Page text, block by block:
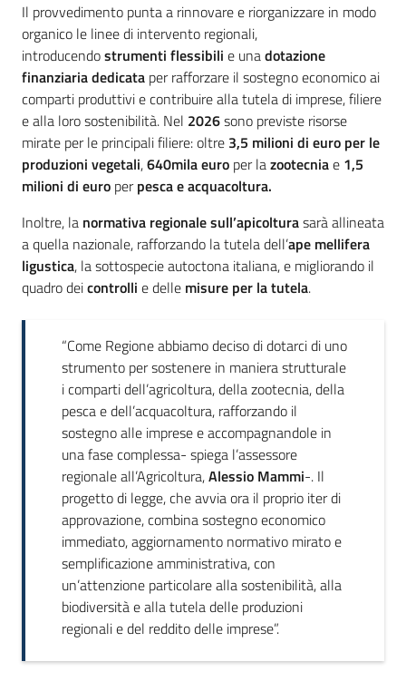
Il provvedimento punta a rinnovare e riorganizzare in modo
organico le linee di intervento regionali,
introducendostrumenti flessibili e unadotazione
finanziaria dedicata per rafforzare il sostegno economico ai
comparti produttivi e contribuire alla tutela di imprese, filiere
e alla loro sostenibilità. Nel 2026sono previste risorse
mirate per le principali filiere: oltre 3,5 milioni di euro per le
produzioni vegetali,640mila euro per lazootecniae 1,5
milioni di euro perpesca e acquacoltura.
Inoltre, la normativa regionale sull’apicolturasarà allineata
a quella nazionale, rafforzando la tutela dell’ape mellifera
ligustica, la sottospecie autoctona italiana, e migliorando il
quadro deicontrolli e delle misure per la tutela.
“Come Regione abbiamo deciso di dotarci di uno
strumento per sostenere in maniera strutturale
i comparti dell’agricoltura, della zootecnia, della
pesca e dell’acquacoltura, rafforzando il
sostegno alle imprese e accompagnandole in
una fase complessa- spiega l’assessore
regionale all’Agricoltura,Alessio Mammi-. Il
progetto di legge, che avvia ora il proprio iter di
approvazione, combina sostegno economico
immediato, aggiornamento normativo mirato e
semplificazione amministrativa, con
un’attenzione particolare alla sostenibilità, alla
biodiversità e alla tutela delle produzioni
regionali e del reddito delle imprese”.